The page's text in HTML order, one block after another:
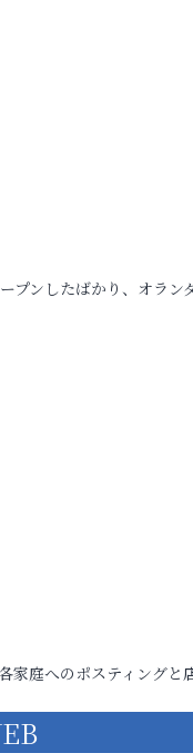
プンしたばかり、オラン
家庭へのポスティングと